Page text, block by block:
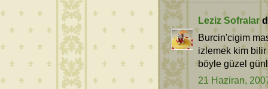
Leziz Sofralar
Burcin'cigim
izlemek kim
böyle güzel
21 Haziran,